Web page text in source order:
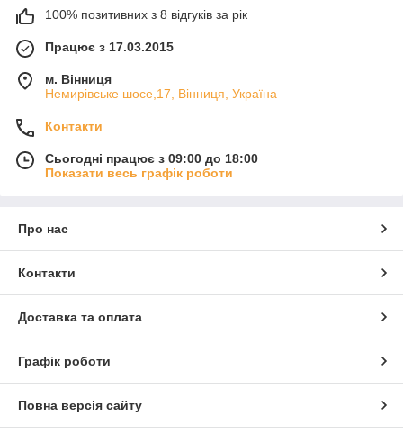
100% позитивних з 8 відгуків за рік
Працює з 17.03.2015
м. Вінниця
Немирівське шосе,17, Вінниця, Україна
Контакти
Сьогодні працює з 09:00 до 18:00
Показати весь графік роботи
Про нас
Контакти
Доставка та оплата
Графік роботи
Повна версія сайту